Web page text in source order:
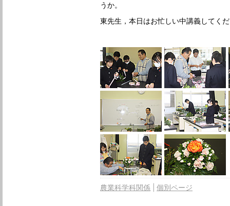
うか。
東先生，本日はお忙しい中講義してく
農業科学科関係 個別ページ